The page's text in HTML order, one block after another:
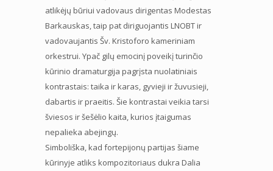
atlikėjų būriui vadovaus dirigentas Modestas
Barkauskas, taip pat diriguojantis LNOBT ir
vadovaujantis Šv. Kristoforo kameriniam
orkestrui. Ypač gilų emocinį poveikį turinčio
kūrinio dramaturgija pagrįsta nuolatiniais
kontrastais: taika ir karas, gyvieji ir žuvusieji,
dabartis ir praeitis. Šie kontrastai veikia tarsi
šviesos ir šešėlio kaita, kurios įtaigumas
nepalieka abejingų.
Simboliška, kad fortepijonų partijas šiame
kūrinyje atliks kompozitoriaus dukra Dalia